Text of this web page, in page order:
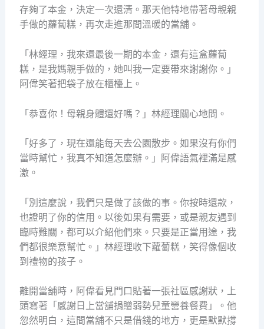
存夠了本金，決定一次還清。那天他特地帶著母親親
手做的蘿蔔糕，再次走進那間溫暖的當舖。
「林經理，我來還最後一期的本金，還有這盒蘿蔔
糕，是我媽親手做的，她叫我一定要帶來謝謝你。」
阿偉笑著把袋子放在櫃檯上。
「恭喜你！母親身體還好嗎？」林經理關心地問。
「好多了，現在還能每天去公園散步。如果沒有你們
當時幫忙，我真不知道怎麼辦。」阿偉語氣裡滿是感
激。
「別這麼說，我們只是做了該做的事。你按時還款，
也證明了你的信用。以後如果有需要，或是親友遇到
臨時難關，都可以介紹他們來。只要是正當用途，我
們都很樂意幫忙。」林經理收下蘿蔔糕，笑得像個收
到禮物的孩子。
離開當舖時，阿偉看見門口貼著一張社區感謝狀，上
頭寫著「感謝日上當舖捐贈弱勢兒童營養餐費」。他
忽然明白，這間當舖不只是借錢的地方，更是默默撐